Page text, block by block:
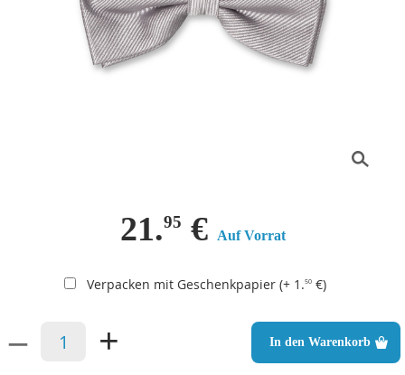
21.95 € Auf Vorrat
Verpacken mit Geschenkpapier (+ 1.50 €)
– + In den Warenkorb